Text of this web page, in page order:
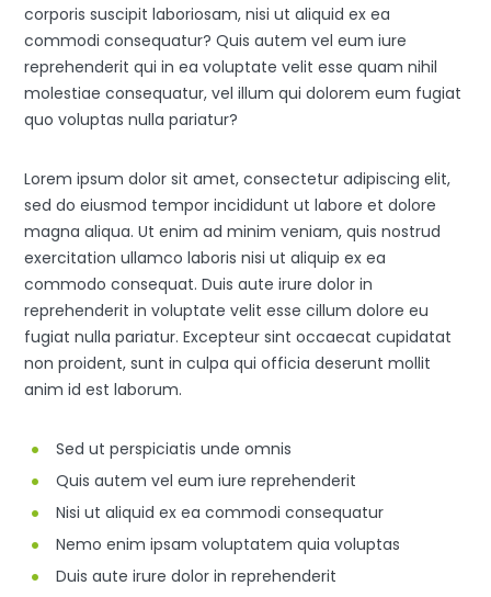
corporis suscipit laboriosam, nisi ut aliquid ex ea
commodi consequatur? Quis autem vel eum iure
reprehenderit qui in ea voluptate velit esse quam nihil
molestiae consequatur, vel illum qui dolorem eum fugiat
quo voluptas nulla pariatur?
Lorem ipsum dolor sit amet, consectetur adipiscing elit,
sed do eiusmod tempor incididunt ut labore et dolore
magna aliqua. Ut enim ad minim veniam, quis nostrud
exercitation ullamco laboris nisi ut aliquip ex ea
commodo consequat. Duis aute irure dolor in
reprehenderit in voluptate velit esse cillum dolore eu
fugiat nulla pariatur. Excepteur sint occaecat cupidatat
non proident, sunt in culpa qui officia deserunt mollit
anim id est laborum.
Sed ut perspiciatis unde omnis
Quis autem vel eum iure reprehenderit
Nisi ut aliquid ex ea commodi consequatur
Nemo enim ipsam voluptatem quia voluptas
Duis aute irure dolor in reprehenderit